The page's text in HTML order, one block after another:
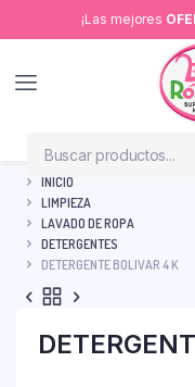
¡Las mejores
INICIO
LIMPIEZA
LAVADO DE ROPA
DETERGENTES
DETERGENTE BOLIVAR 4 K